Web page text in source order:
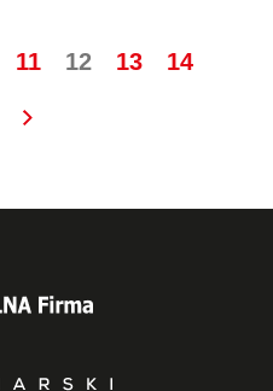
11 12 13 14